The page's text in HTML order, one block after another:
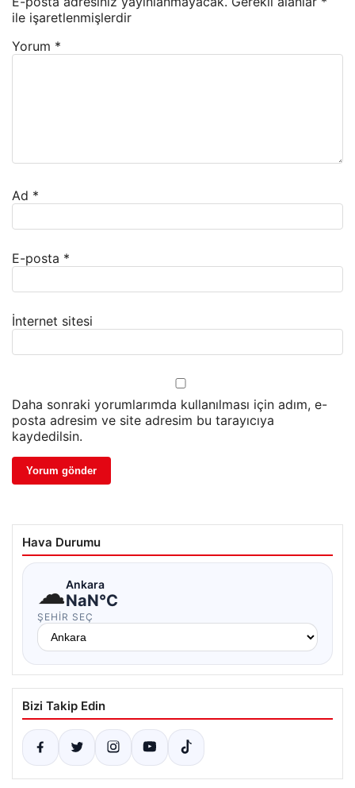
ile işaretlenmişlerdir
Yorum *
Ad *
E-posta *
İnternet sitesi
Daha sonraki yorumlarımda kullanılması için adım, e-
posta adresim ve site adresim bu tarayıcıya
kaydedilsin.
Hava Durumu
☁Ankara
NaN°C
ŞEHIR SEÇ
Bizi Takip Edin